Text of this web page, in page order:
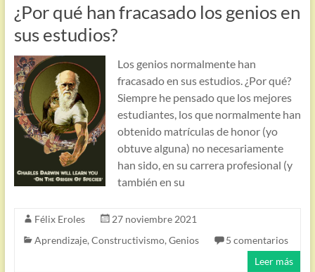
¿Por qué han fracasado los genios en
sus estudios?
Los genios normalmente han
fracasado en sus estudios. ¿Por qué?
Siempre he pensado que los mejores
estudiantes, los que normalmente han
obtenido matrículas de honor (yo
obtuve alguna) no necesariamente
han sido, en su carrera profesional (y
también en su
Félix Eroles
27 noviembre 2021
Aprendizaje, Constructivismo, Genios
5 comentarios
Leer más